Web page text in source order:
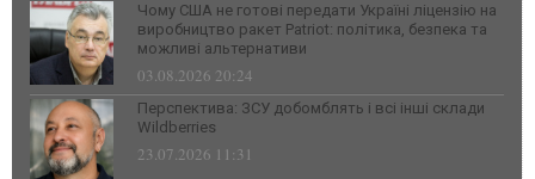
Чому США не готові передати Україні ліцензію на
виробництво ракет Patriot: політика, безпека та
можливі альтернативи
03.08.2026 20:24
Перспектива: ЗСУ добомблять і всі інші склади
Wildberries
23.07.2026 11:31